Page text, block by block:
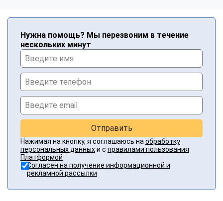
Нужна помощь? Мы перезвоним в течение
нескольких минут
Отправить
Нажимая на кнопку, я соглашаюсь на обработку
персональных данныхи с правилами пользования
Платформой
Согласен на получение информационной и
рекламной рассылки